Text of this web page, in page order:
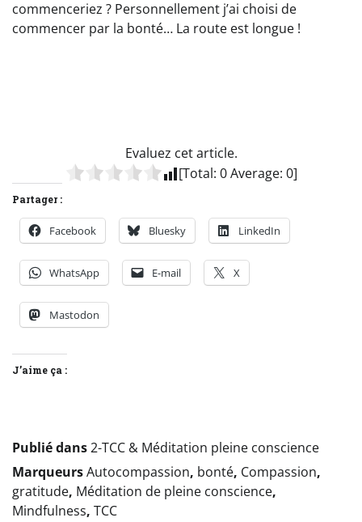
commenceriez ? Personnellement j’ai choisi de
commencer par la bonté… La route est longue !
Evaluez cet article.
[Total: 0Average: 0]
Partager :
Facebook Bluesky LinkedIn
WhatsApp E-mail X
Mastodon
J’aime ça :
Publié dans2-TCC & Méditation pleine conscience
MarqueursAutocompassion, bonté, Compassion,
gratitude, Méditation de pleine conscience,
Mindfulness, TCC